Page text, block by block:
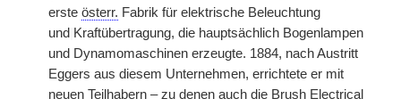
erste österr. Fabrik für elektrische Beleuchtung
und Kraftübertragung, die hauptsächlich Bogenlampen
und Dynamomaschinen erzeugte. 1884, nach Austritt
Eggers aus diesem Unternehmen, errichtete er mit
neuen Teilhabern – zu denen auch die Brush Electrical